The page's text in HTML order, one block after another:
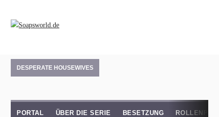
DESPERATE HOUSEWIVES
PORTAL ÜBER DIE SERIE BESETZUNG